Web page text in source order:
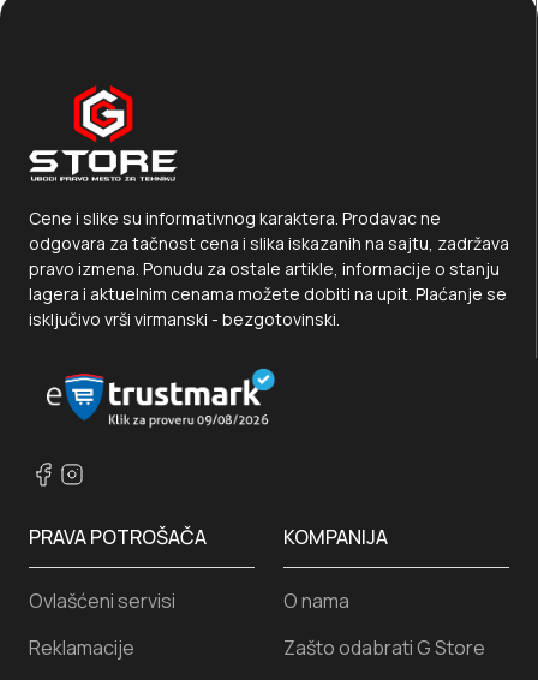
Cene i slike su informativnog karaktera. Prodavac ne
odgovara za tačnost cena i slika iskazanih na sajtu, zadržava
pravo izmena. Ponudu za ostale artikle, informacije o stanju
lagera i aktuelnim cenama možete dobiti na upit. Plaćanje se
isključivo vrši virmanski - bezgotovinski.
PRAVA POTROŠAČA
Ovlašćeni servisi
Reklamacije
KOMPANIJA
O nama
Zašto odabrati G Store